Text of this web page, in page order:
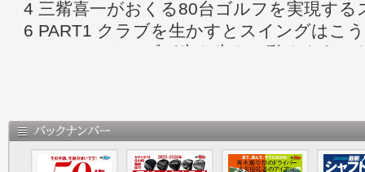
4 三觜喜一がおくる80台ゴルフを実現する
6 PART1 クラブを生かすとスイングはこ
20 PART2 クラブが生き生きと動くよう
ング マスター練習法
60 PART4 トッププロに学ぶ スイング力
76 PART5 正しく構えてミスを撲滅！ミス